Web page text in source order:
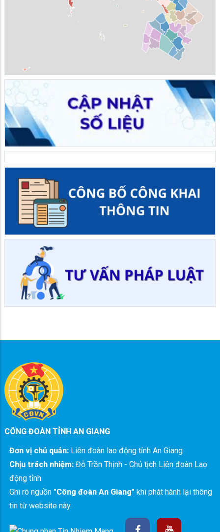
CÔNG ĐOÀN TỈNH AN GIANG
Đơn vị chủ quản: Liên đoàn lao động tỉnh An Giang
Chịu trách nhiệm: Đỗ Trần Thịnh - Chủ tịch Liên đoàn Lao
động tỉnh
Ghi rõ nguồn "Công đoàn An Giang" khi phát hành lại thông
tin từ website này.